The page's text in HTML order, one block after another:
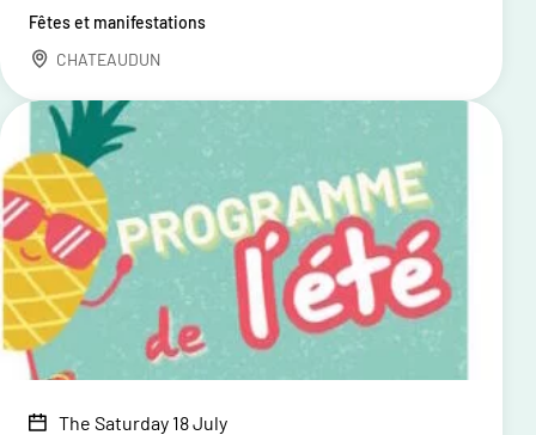
Fêtes et manifestations
CHATEAUDUN
The Saturday 18 July